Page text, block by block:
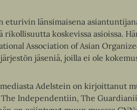
eturivin länsimaisena
rikollisuutta koskevissa asioissa.
Association of Asian
jäseniä, joilla ei ole
Adelstein on kirjoittanut
Independentiin, The